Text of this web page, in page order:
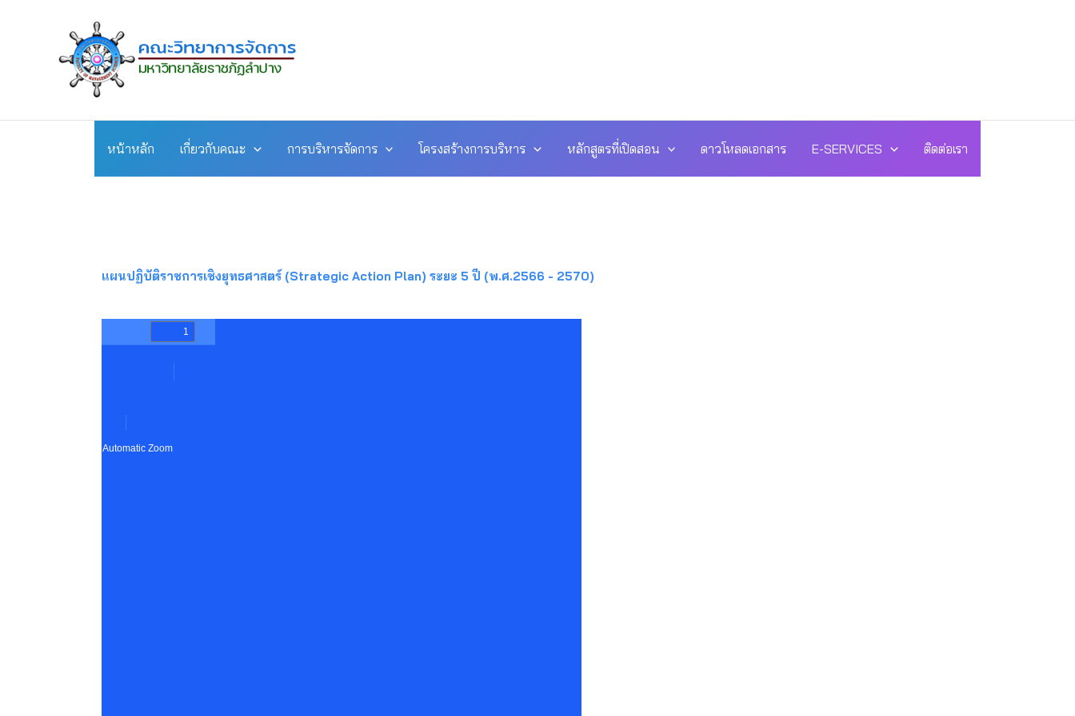
หน้าหลัก เกี่ยวกับคณะ การบริหารจัดการ โครงสร้างการบริหาร หลักสูตรที่เปิดสอน ดาวโหลดเอกสาร E-SERVICES ติดต่อเรา
แผนปฏิบัติราชการเชิงยุทธศาสตร์ (Strategic Action Plan) ระยะ 5 ปี (พ.ศ.2566 - 2570)